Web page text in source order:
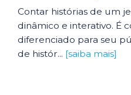
Contar histórias de um
dinâmico e interativo. É
diferenciado para seu
de histór... [saiba mais]